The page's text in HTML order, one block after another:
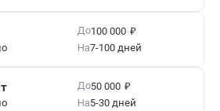
До100 000 ₽
На7-100 дней
До50 000 ₽
На5-30 дней